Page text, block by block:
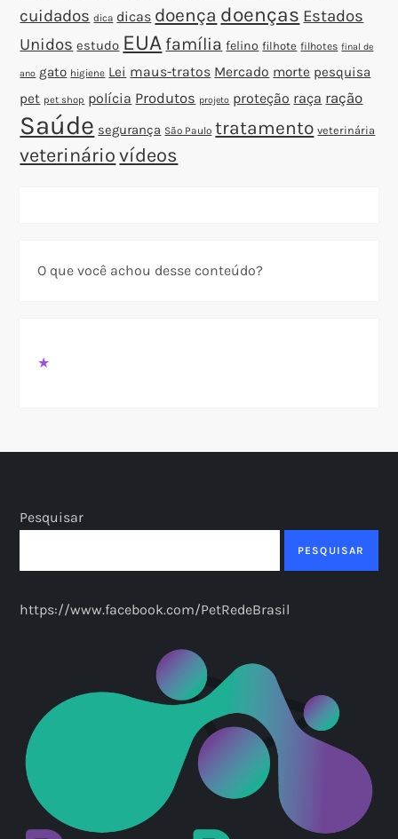
cuidados dica dicas doença doenças Estados
Unidos estudo EUA família felino filhote filhotes final de
ano gato higiene Lei maus-tratos Mercado morte pesquisa
pet pet shop polícia Produtos projeto proteção raça ração
Saúde segurança São Paulo tratamento veterinária
veterinário vídeos
O que você achou desse conteúdo?
★
Pesquisar
PESQUISAR
https://www.facebook.com/PetRedeBrasil